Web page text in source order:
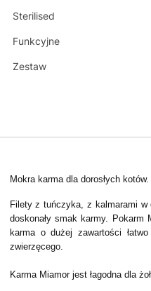
Sterilised
Funkcyjne
Zestaw
Mokra karma dla dorosłych kotów.
Filety z tuńczyka, z kalmarami w
doskonały smak karmy.
Pokarm
karma o dużej zawartości łatwo
zwierzęcego.
Karma Miamor jest łagodna dla